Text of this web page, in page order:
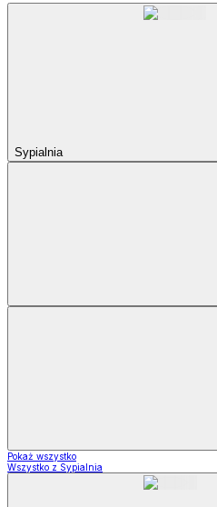
Sypialnia
Pokaż wszystko
Wszystko z Sypialnia